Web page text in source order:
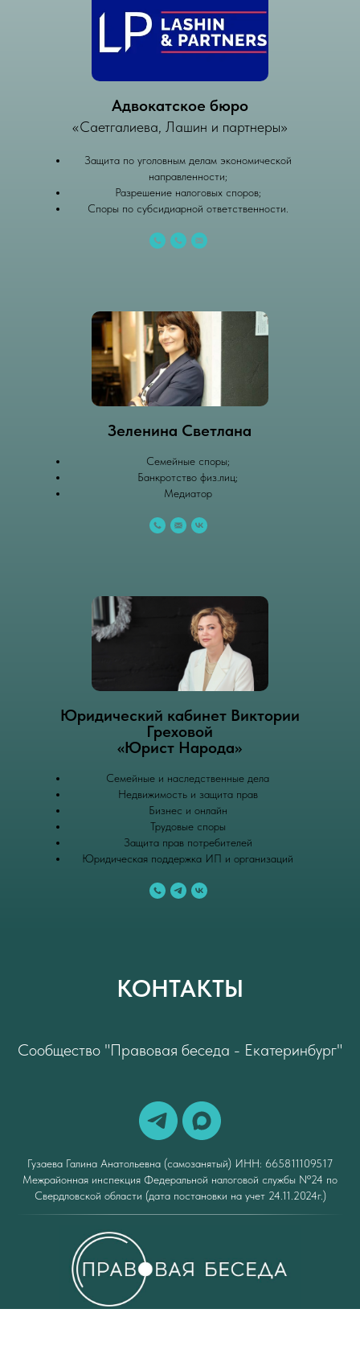
Адвокатское бюро
«Саетгалиева, Лашин и партнеры»
Защита по уголовным делам экономической
направленности;
Разрешение налоговых споров;
Споры по субсидиарной ответственности.
Зеленина Светлана
Семейные споры;
Банкротство физ.лиц;
Медиатор
Юридический кабинет Виктории
Греховой
«Юрист Народа»
Семейные и наследственные дела
Недвижимость и защита прав
Бизнес и онлайн
Трудовые споры
Защита прав потребителей
Юридическая поддержка ИП и организаций
КОНТАКТЫ
Сообщество "Правовая беседа - Екатеринбург"
Гузаева Галина Анатольевна (самозанятый) ИНН: 665811109517
Межрайонная инспекция Федеральной налоговой службы Nº24 по
Свердловской области (дата постановки на учет 24.11.2024г.)